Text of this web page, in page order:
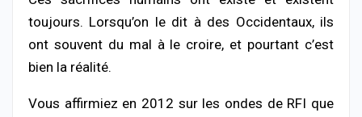
toujours. Lorsqu’on le dit à des Occidentaux, ils
ont souvent du mal à le croire, et pourtant c’est
bien la réalité.
Vous affirmiez en 2012 sur les ondes de RFI que